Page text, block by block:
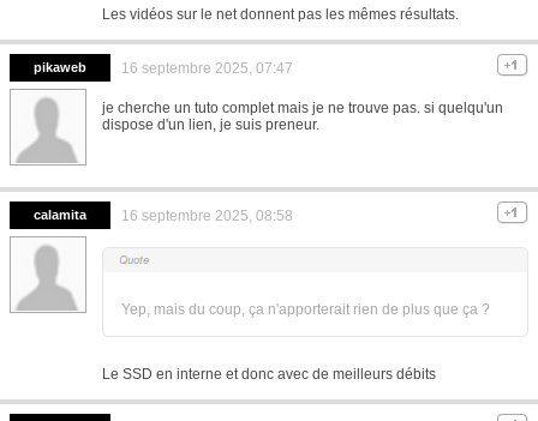
Les vidéos sur le net donnent pas les mêmes résultats.
pikaweb 16 septembre 2025, 07:47
je cherche un tuto complet mais je ne trouve pas. si quelqu'un
dispose d'un lien, je suis preneur.
calamita 16 septembre 2025, 08:58
Yep, mais du coup, ça n'apporterait rien de plus que ça ?
Le SSD en interne et donc avec de meilleurs débits